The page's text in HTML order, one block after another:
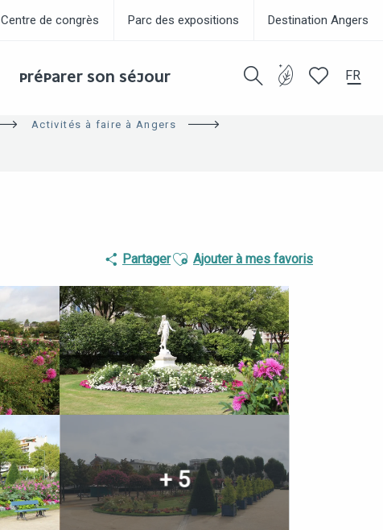
FR
Centre de congrès Parc des expositions Destination Angers
PRÉPARER SON SÉJOUR
Activités à faire à Angers
PartagerAjouter aux favoris
Ajouter à mes favoris
+ 5